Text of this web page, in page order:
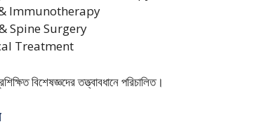
Immunotherapy
Spine Surgery
Treatment
বিশেষজ্ঞদের তত্ত্বাবধানে পরিচালিত।